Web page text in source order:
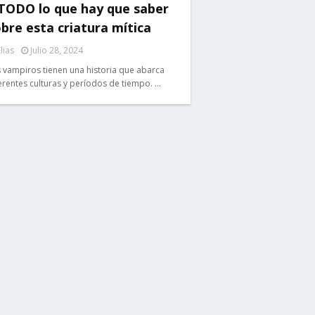
lo que hay que saber
esta criatura mítica
Julio 28, 2024
vampiros tienen una historia que abarca
culturas y períodos de tiempo. …